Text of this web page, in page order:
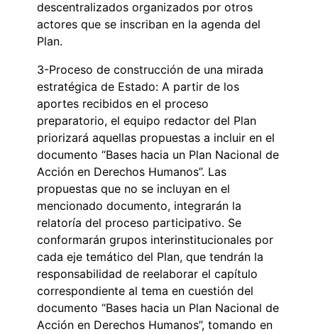
descentralizados organizados por otros
actores que se inscriban en la agenda del
Plan.
3-Proceso de construcción de una mirada
estratégica de Estado: A partir de los
aportes recibidos en el proceso
preparatorio, el equipo redactor del Plan
priorizará aquellas propuestas a incluir en el
documento “Bases hacia un Plan Nacional de
Acción en Derechos Humanos”. Las
propuestas que no se incluyan en el
mencionado documento, integrarán la
relatoría del proceso participativo. Se
conformarán grupos interinstitucionales por
cada eje temático del Plan, que tendrán la
responsabilidad de reelaborar el capítulo
correspondiente al tema en cuestión del
documento “Bases hacia un Plan Nacional de
Acción en Derechos Humanos”, tomando en